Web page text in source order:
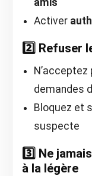
amis
Activer
2️⃣ Refuser
demandes
Bloquez et
suspecte
3️⃣ Ne
à la légère